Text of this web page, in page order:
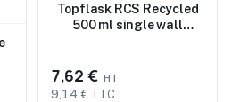
Topflask RCS Recycled
500 ml single wall
7,62 €
9,14 € TTC